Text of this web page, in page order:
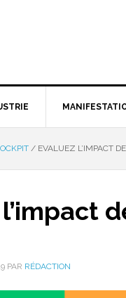
/ EVALUEZ L’IMPACT
PAR RÉDACTION